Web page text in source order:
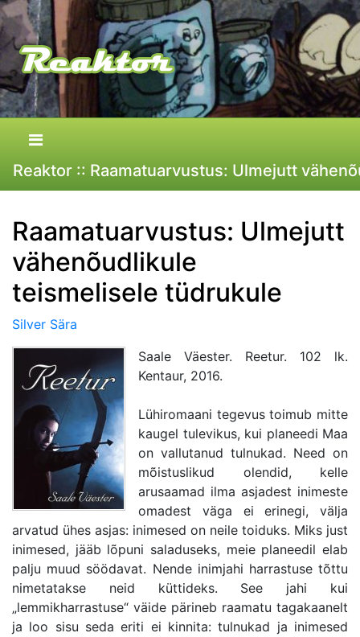
Reaktor :: Raamatuarvustus: Ulmejutt
Raamatuarvustus: Ulmejutt
vähenõudlikule
teismelisele tüdrukule
Silver Sära
Saale Väester. Reetur. 102 lk.
Kentaur, 2016.
Lühiromaani tegevus toimub mitte
kaugel tulevikus, kui planeedi Maa
on vallutanud tulnukad. Need on
mõistuslikud olendid, kelle
arusaamad ilma asjadest inimeste
omadest väga ei erinegi, välja
arvatud ühes asjas: inimesed on neile toiduks. Miks just
inimesed, jääb lõpuni saladuseks, meie planeedil elab
palju muud söödavat. Nende inimjahi harrastuse tõttu
nimetatakse neid küttideks. See jahi kui
„lemmikharrastuse“ väide pärineb raamatu tagakaanelt
ja loo sisu seda eriti ei kinnita: tulnukad ja inimesed